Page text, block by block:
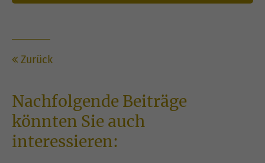
Zurück
Nachfolgende Beiträge
könnten Sie auch
interessieren: